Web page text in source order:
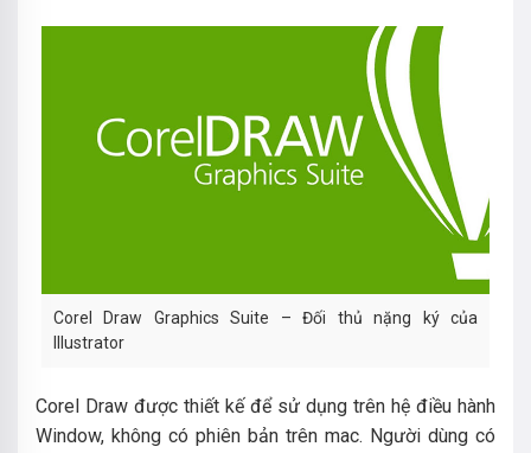
Corel Draw Graphics Suite – Đối thủ nặng ký của
Illustrator
Corel Draw được thiết kế để sử dụng trên hệ điều hành
Window, không có phiên bản trên mac. Người dùng có